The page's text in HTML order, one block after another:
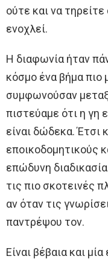
ούτε και να
ενοχλεί.
Η διαφωνία ήταν
κόσμο ένα βήμα πιο
συμφωνούσαν
πιστεύαμε ότι η γη
είναι δώδεκα. Έτσι
εποικοδομητικούς
επώδυνη
τις πιο σκοτεινές
αν όταν τις
παντρέψου τον.
Είναι βέβαια και